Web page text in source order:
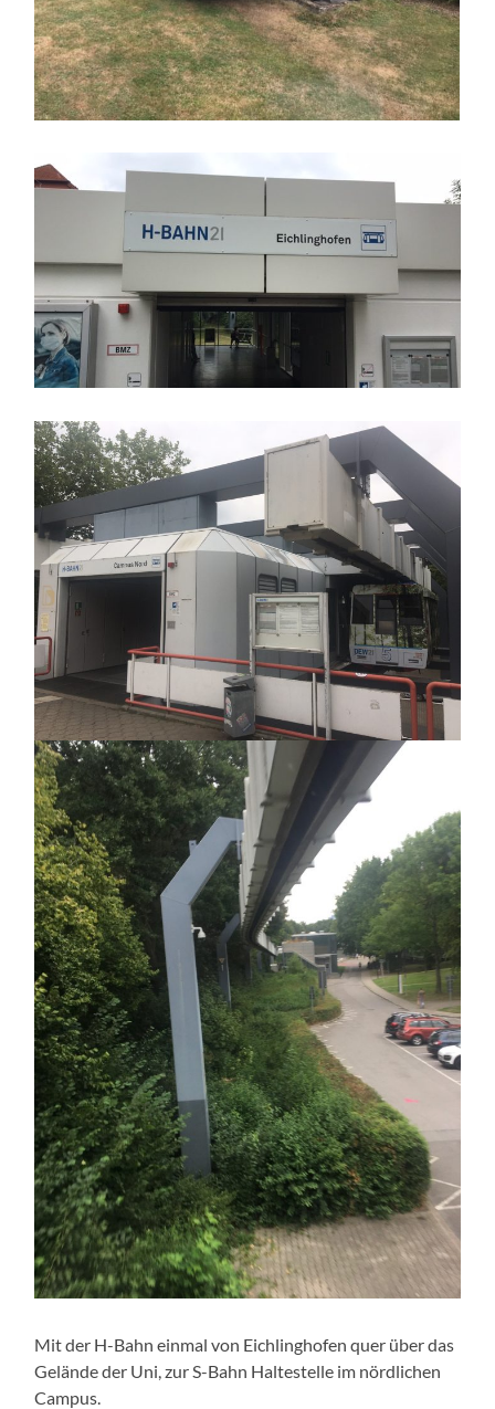
Mit der H-Bahn einmal von Eichlinghofen quer über das
Gelände der Uni, zur S-Bahn Haltestelle im nördlichen
Campus.